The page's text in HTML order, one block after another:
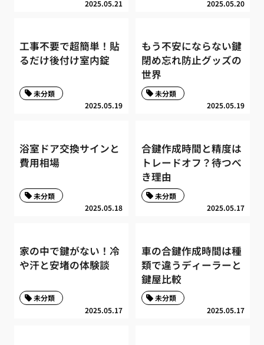
2025.05.21 2025.05.20
工事不要で超簡単！貼
るだけ後付け室内錠
2025.05.19
未分類
もう不安にならない鍵
閉め忘れ防止グッズの
世界
2025.05.19
未分類
浴室ドア交換サインと
費用相場
2025.05.18
未分類
合鍵作成時間と精度は
トレードオフ？待つべ
き理由
2025.05.17
未分類
家の中で鍵がない！冷
や汗と安堵の体験談
2025.05.17
未分類
車の合鍵作成時間は種
類で違うディーラーと
鍵屋比較
2025.05.17
未分類